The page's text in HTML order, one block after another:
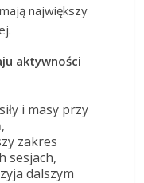
największy
aktywności
i masy przy
zakres
sesjach,
dalszym